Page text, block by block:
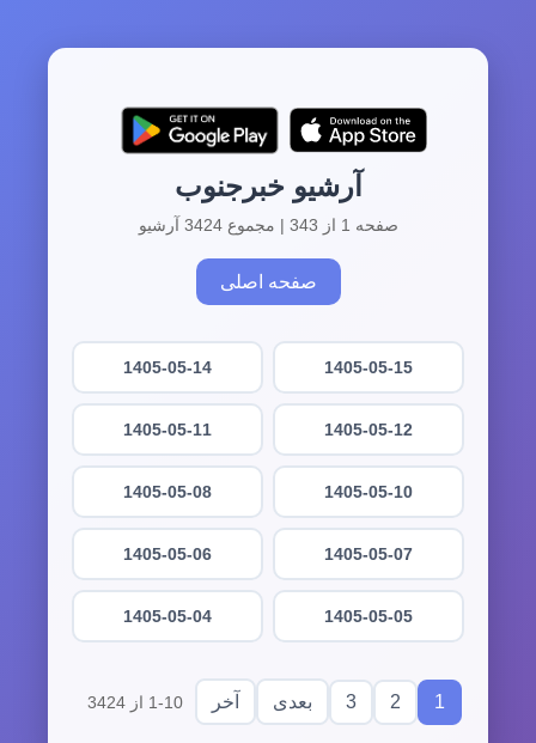
آرشیو خبرجنوب
صفحه 1 از 343 | مجموع 3424 آرشیو
صفحه اصلی
1405-05-15
1405-05-14
1405-05-12
1405-05-11
1405-05-10
1405-05-08
1405-05-07
1405-05-06
1405-05-05
1405-05-04
1
2
3 بعدی آخر 1-10 از 3424